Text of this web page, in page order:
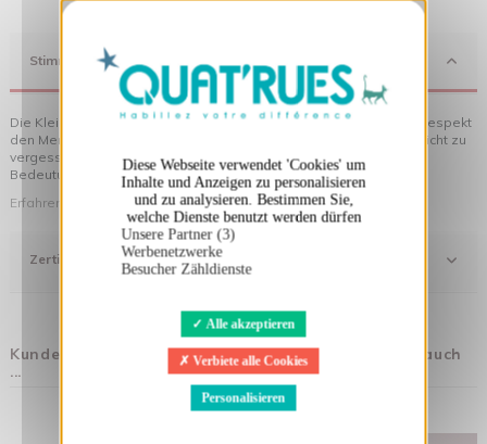
Diese Webseite verwendet 'Cookies' um
Inhalte und Anzeigen zu personalisieren
und zu analysieren. Bestimmen Sie,
welche Dienste benutzt werden dürfen
Unsere Partner (3)
Werbenetzwerke
Besucher Zähldienste
Alle akzeptieren
Verbiete alle Cookies
Personalisieren
Stimmung
Die Kleidung von Quat'rues besteht aus Bio-Baumwolle, die mit Respekt
den Menschen und ihrer Umwelt gegenüber hergestellt wurde... nicht zu
vergessen die originellen Motive, die Ihrer Kleidung noch mehr
Bedeutung verleihen!
Erfahren Sie mehr über unsere Philosophie
Zertifizierung
Kunden, die diesen Artikel gekauft haben, kauften auch
...